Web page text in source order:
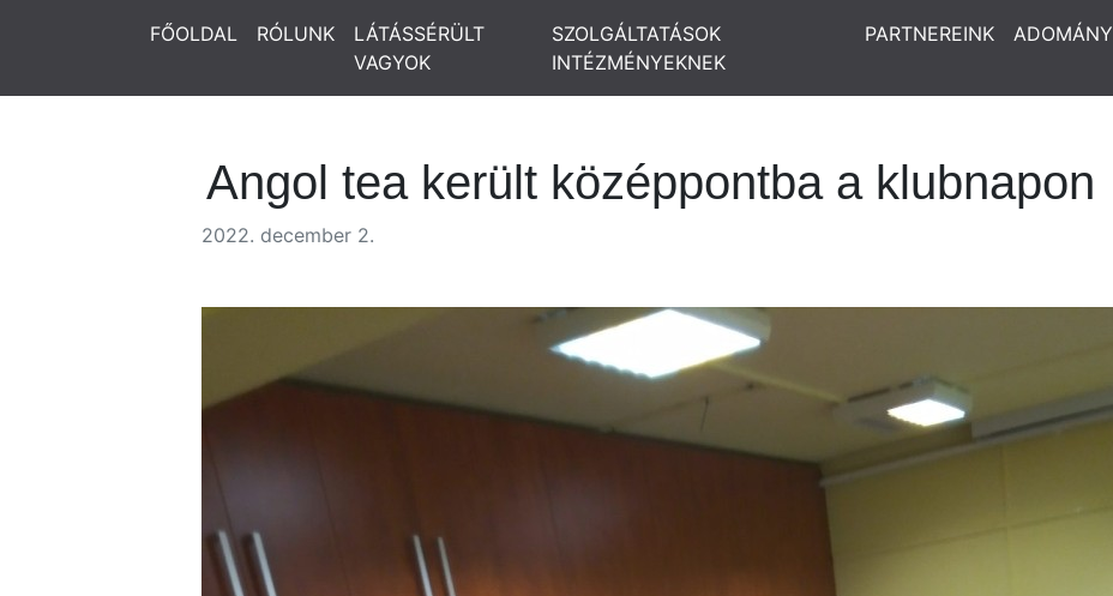
FŐOLDAL RÓLUNK
LÁTÁSSÉRÜLT
VAGYOK
SZOLGÁLTATÁSOK
INTÉZMÉNYEKNEK
PARTNEREINK ADOMÁNY
Angol tea került középpontba a klubnapon
2022. december 2.